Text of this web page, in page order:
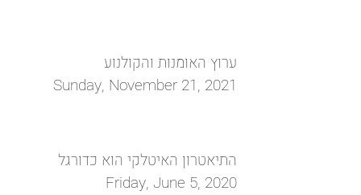
ערוץ האומנות והקולנוע
Sunday, November 21, 2021
התיאטרון האיטלקי הוא כדורגל
Friday, June 5, 2020